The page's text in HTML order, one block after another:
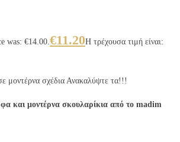
was: €14.00. €11.20Η τρέχουσα τιμή είναι:
μοντέρνα σχέδια Ανακαλύψτε τα!!!
και μοντέρνα σκουλαρίκια από το madim